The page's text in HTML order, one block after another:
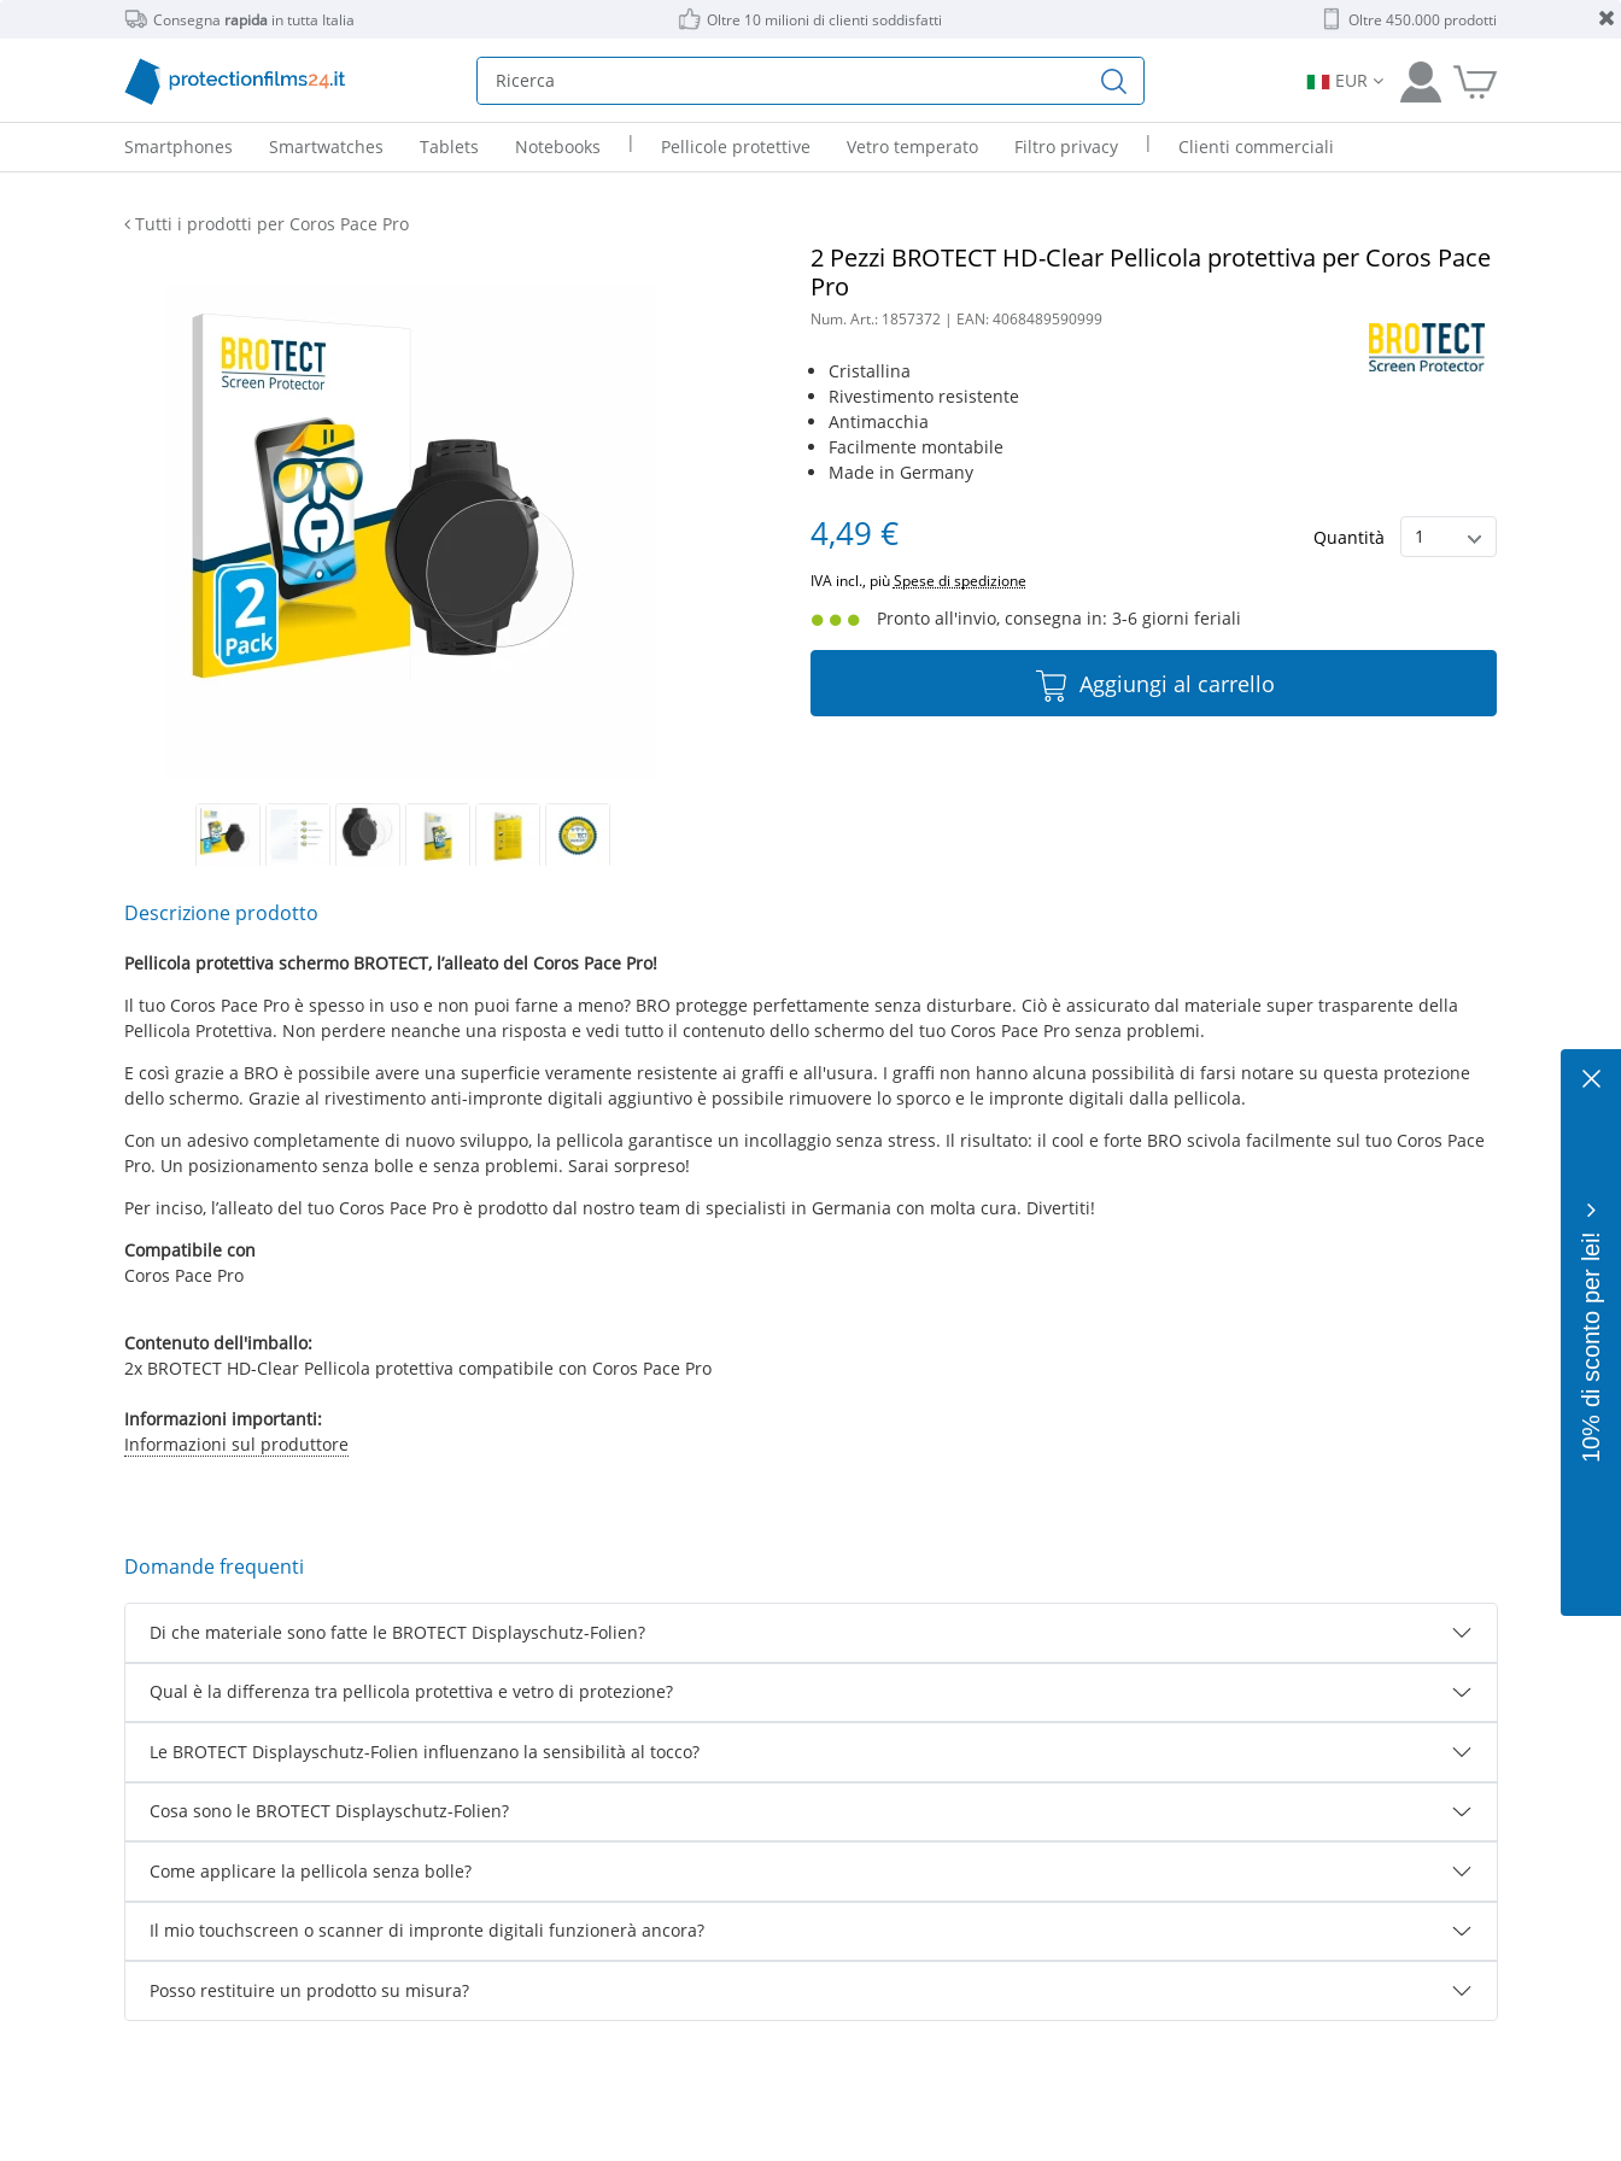
Consegna rapidain tutta Italia Oltre 10 milioni di clienti soddisfatti Oltre 450.000 prodotti
EUR
Smartphones Smartwatches Tablets Notebooks | Pellicole protettive Vetro temperato Filtro privacy | Clienti commerciali
Tutti i prodotti per Coros Pace Pro
2 Pezzi BROTECT HD-Clear Pellicola protettiva per Coros Pace
Pro
Num. Art.: 1857372| EAN:4068489590999
Cristallina
Rivestimento resistente
Antimacchia
Facilmente montabile
Made in Germany
4,49 € Quantità
IVA incl., piùSpese di spedizione
Pronto all'invio, consegna in: 3-6 giorni feriali
Aggiungi al carrello
Descrizione prodotto
Pellicola protettiva schermo BROTECT, l’alleato del Coros Pace Pro!
Il tuo Coros Pace Pro è spesso in uso e non puoi farne a meno? BRO protegge perfettamente senza disturbare. Ciò è assicurato dal materiale super trasparente della
Pellicola Protettiva. Non perdere neanche una risposta e vedi tutto il contenuto dello schermo del tuo Coros Pace Pro senza problemi.
E così grazie a BRO è possibile avere una superficie veramente resistente ai graffi e all'usura. I graffi non hanno alcuna possibilità di farsi notare su questa protezione
dello schermo. Grazie al rivestimento anti-impronte digitali aggiuntivo è possibile rimuovere lo sporco e le impronte digitali dalla pellicola.
Con un adesivo completamente di nuovo sviluppo, la pellicola garantisce un incollaggio senza stress. Il risultato: il cool e forte BRO scivola facilmente sul tuo Coros Pace
Pro. Un posizionamento senza bolle e senza problemi. Sarai sorpreso!
Per inciso, l’alleato del tuo Coros Pace Pro è prodotto dal nostro team di specialisti in Germania con molta cura. Divertiti!
Compatibile con
Coros Pace Pro
Contenuto dell'imballo:
2x BROTECT HD-Clear Pellicola protettiva compatibile con Coros Pace Pro
Informazioni importanti:
Informazioni sul produttore
Domande frequenti
Di che materiale sono fatte le BROTECT Displayschutz-Folien?
Qual è la differenza tra pellicola protettiva e vetro di protezione?
Le BROTECT Displayschutz-Folien influenzano la sensibilità al tocco?
Cosa sono le BROTECT Displayschutz-Folien?
Come applicare la pellicola senza bolle?
Il mio touchscreen o scanner di impronte digitali funzionerà ancora?
Posso restituire un prodotto su misura?
10% di sconto per lei!